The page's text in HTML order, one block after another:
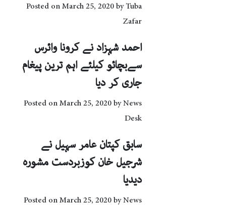
Posted onMarch 25, 2020byTuba
Zafar
احمد شہزاد نے کرونا وائرس
سےبچائو کیلئے اہم ترین پیغام
جاری کر دیا
Posted onMarch 25, 2020byNews
Desk
سابق کپتان عامر سہیل نے
شرجیل خان کوزبردست مشورہ
دیدیا
Posted onMarch 25, 2020byNews